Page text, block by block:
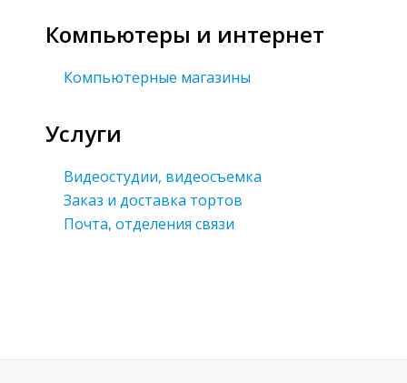
Компьютеры и интернет
Компьютерные магазины
Услуги
Видеостудии, видеосъемка
Заказ и доставка тортов
Почта, отделения связи